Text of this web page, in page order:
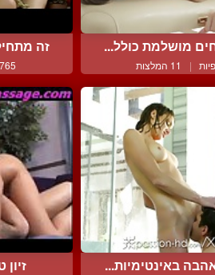
מושלמת כולל...
| 11 המלצות
זה
7765
באינטימיות...